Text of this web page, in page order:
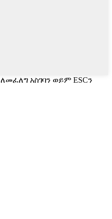
ለመፈለግ አስገባን ወይም ESCን